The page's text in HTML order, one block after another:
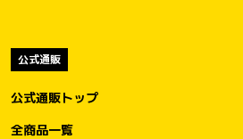
公式通販
公式通販トップ
全商品一覧